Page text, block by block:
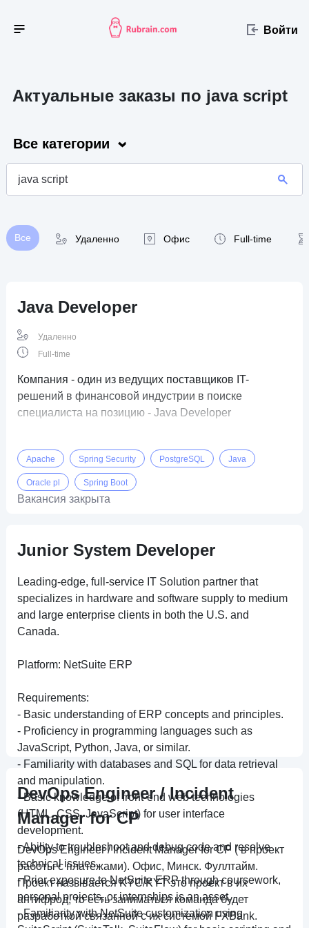
Войти
Актуальные заказы по java script
Все категории
Все Удаленно Офис Full-time
Java Developer
Удаленно
Full-time
Компания - один из ведущих поставщиков IT-
решений в финансовой индустрии в поиске
специалиста на позицию - Java Developer
Apache Spring Security PostgreSQL Java
Oracle pl Spring Boot
Вакансия закрыта
Junior System Developer
Leading-edge, full-service IT Solution partner that
specializes in hardware and software supply to medium
and large enterprise clients in both the U.S. and
Canada.
Platform: NetSuite ERP
Requirements:
- Basic understanding of ERP concepts and principles.
- Proficiency in programming languages such as
JavaScript, Python, Java, or similar.
- Familiarity with databases and SQL for data retrieval
and manipulation.
- Basic knowledge of front-end web technologies
(HTML, CSS, JavaScript) for user interface
development.
- Ability to troubleshoot and debug code and resolve
technical issues.
- Prior exposure to NetSuite ERP through coursework,
personal projects, or internships is an asset.
- Familiarity with NetSuite customization using
DevOps Engineer / Incident
Manager for CP
DevOps Engineer / Incident Manager for CP ( в проект
работы с платежами). Офис, Минск. Фуллтайм.
Проект называется KYC/KYT это проект в их
антифрод, то есть заниматься команда будет
разработкой связанной с их системой FXBank.